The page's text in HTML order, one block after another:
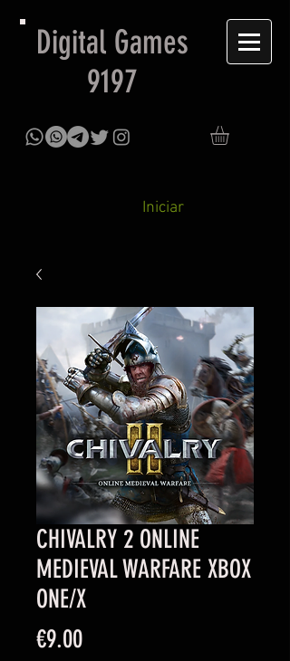
Digital Games
9197
Iniciar
CHIVALRY 2 ONLINE
MEDIEVAL WARFARE XBOX
ONE/X
€9.00Price